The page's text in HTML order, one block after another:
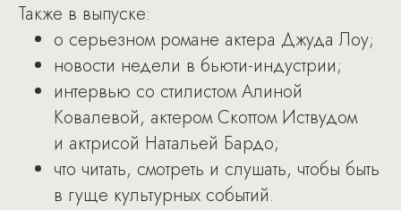
Также в выпуске:
о серьезном романе актера Джуда Лоу;
новости недели в бьюти-индустрии;
интервью со стилистом Алиной
Ковалевой, актером Скоттом Иствудом
и актрисой Натальей Бардо;
что читать, смотреть и слушать, чтобы быть
в гуще культурных событий.